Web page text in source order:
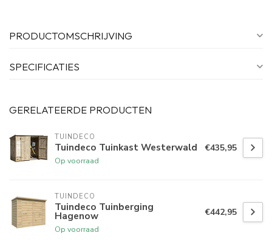
PRODUCTOMSCHRIJVING
SPECIFICATIES
GERELATEERDE PRODUCTEN
TUINDECO
Tuindeco Tuinkast Westerwald
Op voorraad
€435,95
TUINDECO
Tuindeco Tuinberging
Hagenow
Op voorraad
€442,95